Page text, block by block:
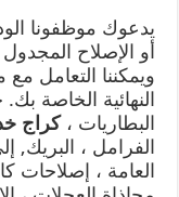
يدعوك موظفونا
أو الإصلاح
ويمكننا التعامل مع
النهائية الخاصة
البطاريات ،كراج
الفرامل ، البريك,
العامة ، إصلاحات